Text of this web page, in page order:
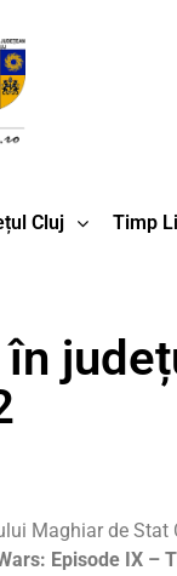
Cluj Timp
Maghiar de Stat
Episode IX –